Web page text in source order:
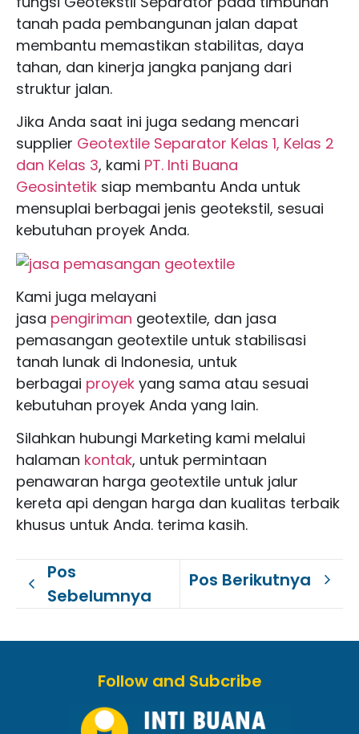
tanah pada pembangunan jalan dapat
membantu memastikan stabilitas, daya
tahan, dan kinerja jangka panjang dari
struktur jalan.
Jika Anda saat ini juga sedang mencari
supplier Geotextile Separator Kelas 1, Kelas 2
dan Kelas 3, kami PT. Inti Buana
Geosintetik siap membantu Anda untuk
mensuplai berbagai jenis geotekstil, sesuai
kebutuhan proyek Anda.
Kami juga melayani
jasa pengiriman geotextile, dan jasa
pemasangan geotextile untuk stabilisasi
tanah lunak di Indonesia, untuk
berbagai proyek yang sama atau sesuai
kebutuhan proyek Anda yang lain.
Silahkan hubungi Marketing kami melalui
halaman kontak, untuk permintaan
penawaran harga geotextile untuk jalur
kereta api dengan harga dan kualitas terbaik
khusus untuk Anda. terima kasih.
Pos
Sebelumnya
Pos Berikutnya
Follow and Subcribe